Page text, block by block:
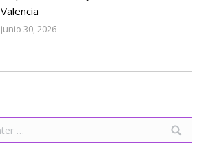
Valencia
junio 30, 2026